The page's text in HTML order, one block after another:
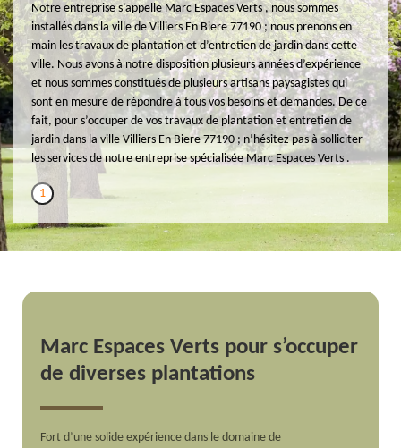
Notre entreprise s’appelle Marc Espaces Verts , nous sommes
installés dans la ville de Villiers En Biere 77190 ; nous prenons en
main les travaux de plantation et d’entretien de jardin dans cette
ville. Nous avons à notre disposition plusieurs années d’expérience
et nous sommes constitués de plusieurs artisans paysagistes qui
sont en mesure de répondre à tous vos besoins et demandes. De ce
fait, pour s’occuper de vos travaux de plantation et entretien de
jardin dans la ville Villiers En Biere 77190 ; n’hésitez pas à solliciter
les services de notre entreprise spécialisée Marc Espaces Verts .
1
Marc Espaces Verts pour s’occuper
de diverses plantations
Fort d’une solide expérience dans le domaine de